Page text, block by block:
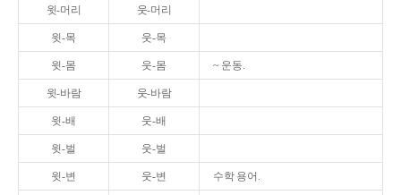
윗-머리 웃-머리
윗-목 웃-목
윗-몸 웃-몸 ~ 운동.
윗-바람 웃-바람
윗-배 웃-배
윗-벌 웃-벌
윗-변 웃-변 수학 용어.